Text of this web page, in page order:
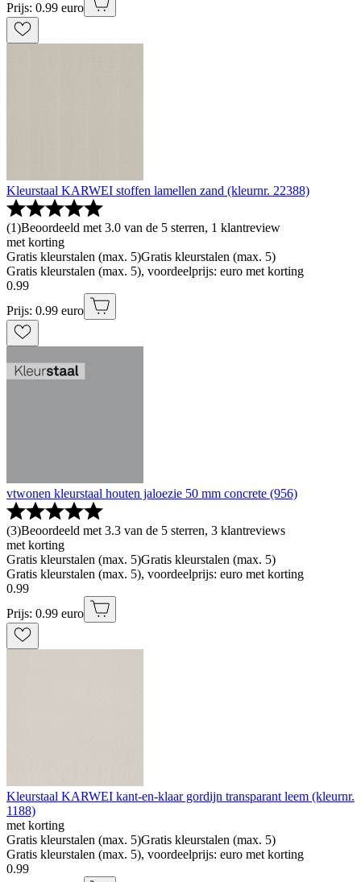
Prijs: 0.99 euro
Kleurstaal KARWEI stoffen lamellen zand (kleurnr. 22388)
(1)Beoordeeld met 3.0 van de 5 sterren, 1 klantreview
met korting
Gratis kleurstalen (max. 5)Gratis kleurstalen (max. 5)
Gratis kleurstalen (max. 5), voordeelprijs: euro met korting
0.99
Prijs: 0.99 euro
vtwonen kleurstaal houten jaloezie 50 mm concrete (956)
(3)Beoordeeld met 3.3 van de 5 sterren, 3 klantreviews
met korting
Gratis kleurstalen (max. 5)Gratis kleurstalen (max. 5)
Gratis kleurstalen (max. 5), voordeelprijs: euro met korting
0.99
Prijs: 0.99 euro
Kleurstaal KARWEI kant-en-klaar gordijn transparant leem (kleurnr.
1188)
met korting
Gratis kleurstalen (max. 5)Gratis kleurstalen (max. 5)
Gratis kleurstalen (max. 5), voordeelprijs: euro met korting
0.99